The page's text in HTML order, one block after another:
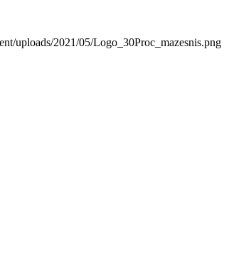
uploads/2021/05/Logo_30Proc_mazesnis.png